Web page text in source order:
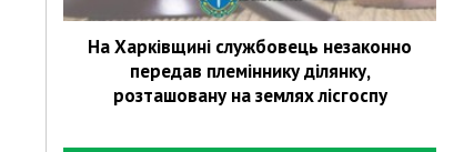
На Харківщині службовець незаконно
передав племіннику ділянку,
розташовану на землях лісгоспу